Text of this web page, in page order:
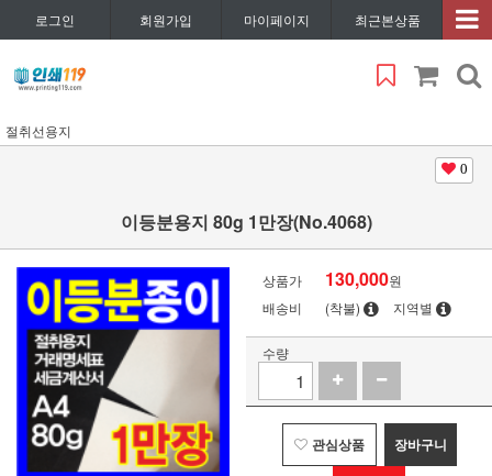
로그인 회원가입 마이페이지 최근본상품
절취선용지
0
이등분용지 80g 1만장(No.4068)
상품가 130,000원
배송비
(착불) 지역별
수량
관심상품 장바구니